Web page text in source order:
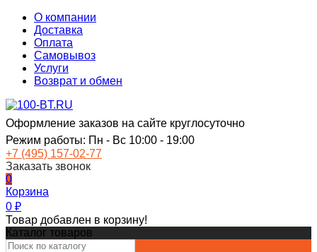
О компании
Доставка
Оплата
Самовывоз
Услуги
Возврат и обмен
Оформление заказов на сайте круглосуточно
Режим работы: Пн - Вс 10:00 - 19:00
+7 (495) 157-02-77
Заказать звонок
0
Корзина
0 ₽
Товар добавлен в корзину!
Каталог товаров